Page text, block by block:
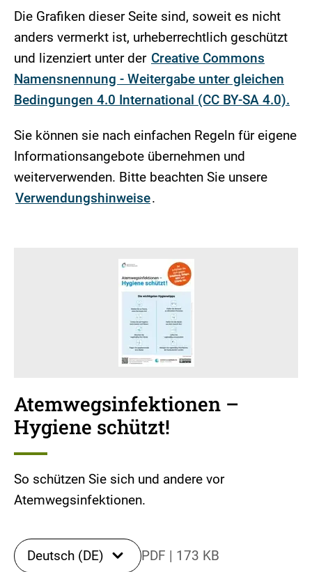
Die Grafiken dieser Seite sind, soweit es nicht
anders vermerkt ist, urheberrechtlich geschützt
und lizenziert unter der Creative Commons
Namensnennung - Weitergabe unter gleichen
Bedingungen 4.0 International (CC BY-SA 4.0).
Sie können sie nach einfachen Regeln für eigene
Informationsangebote übernehmen und
weiterverwenden. Bitte beachten Sie unsere
Verwendungshinweise.
Atemwegsinfektionen –
Hygiene schützt!
So schützen Sie sich und andere vor
Atemwegsinfektionen.
Deutsch (DE) PDF | 173 KB